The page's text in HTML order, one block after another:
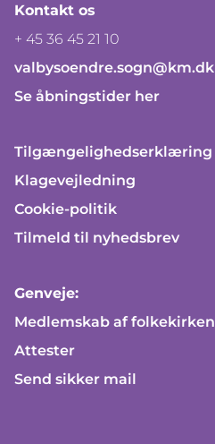
Kontakt os
+ 45 36 45 21 10
valbysoendre.sogn@km.dk
Se åbningstider her
Tilgængelighedserklæring
Klagevejledning
Cookie-politik
Tilmeld til nyhedsbrev
Genveje:
Medlemskab af folkekirken
Attester
Send sikker mail